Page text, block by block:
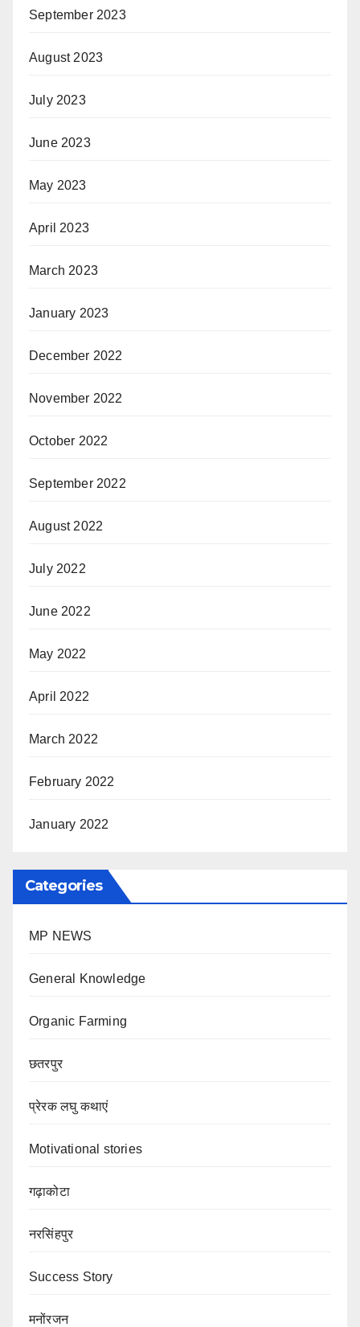
September 2023
August 2023
July 2023
June 2023
May 2023
April 2023
March 2023
January 2023
December 2022
November 2022
October 2022
September 2022
August 2022
July 2022
June 2022
May 2022
April 2022
March 2022
February 2022
January 2022
Categories
MP NEWS
General Knowledge
Organic Farming
छतरपुर
प्रेरक लघु कथाएं
Motivational stories
गढ़ाकोटा
नरसिंहपुर
Success Story
मनोंरजन